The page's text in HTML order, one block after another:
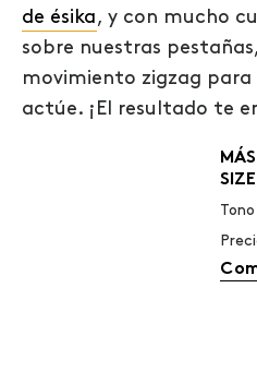
de ésika, y con mucho
sobre nuestras
movimiento zigzag para
actúe. ¡El resultado te